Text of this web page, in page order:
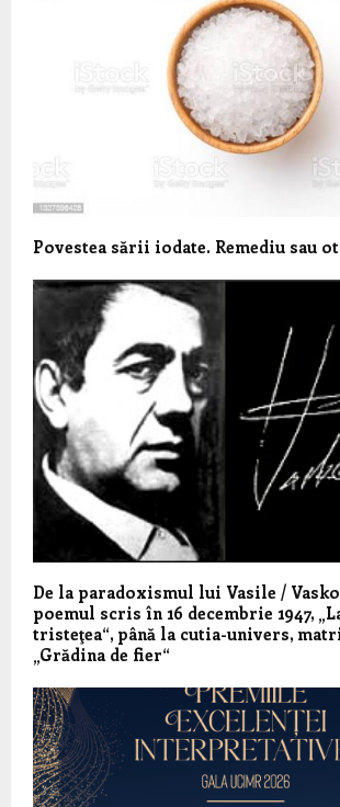
Povestea sării iodate. Remediu sau
De la paradoxismul lui Vasile /
poemul scris în 16 decembrie 1947,
tristeţea“, până la cutia-univers,
„Grădina de fier“